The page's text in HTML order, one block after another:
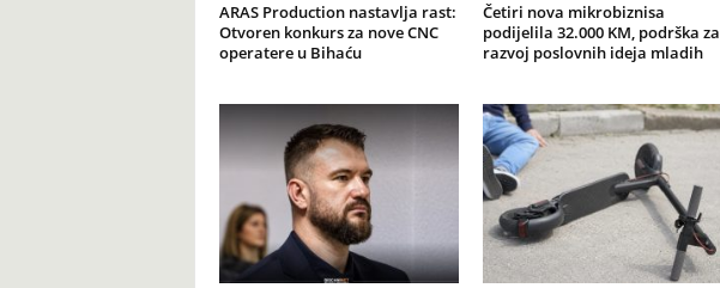
ARAS Production nastavlja rast:
Otvoren konkurs za nove CNC
operatere u Bihaću
Četiri nova mikrobiznisa
podijelila 32.000 KM, podrška za
razvoj poslovnih ideja mladih